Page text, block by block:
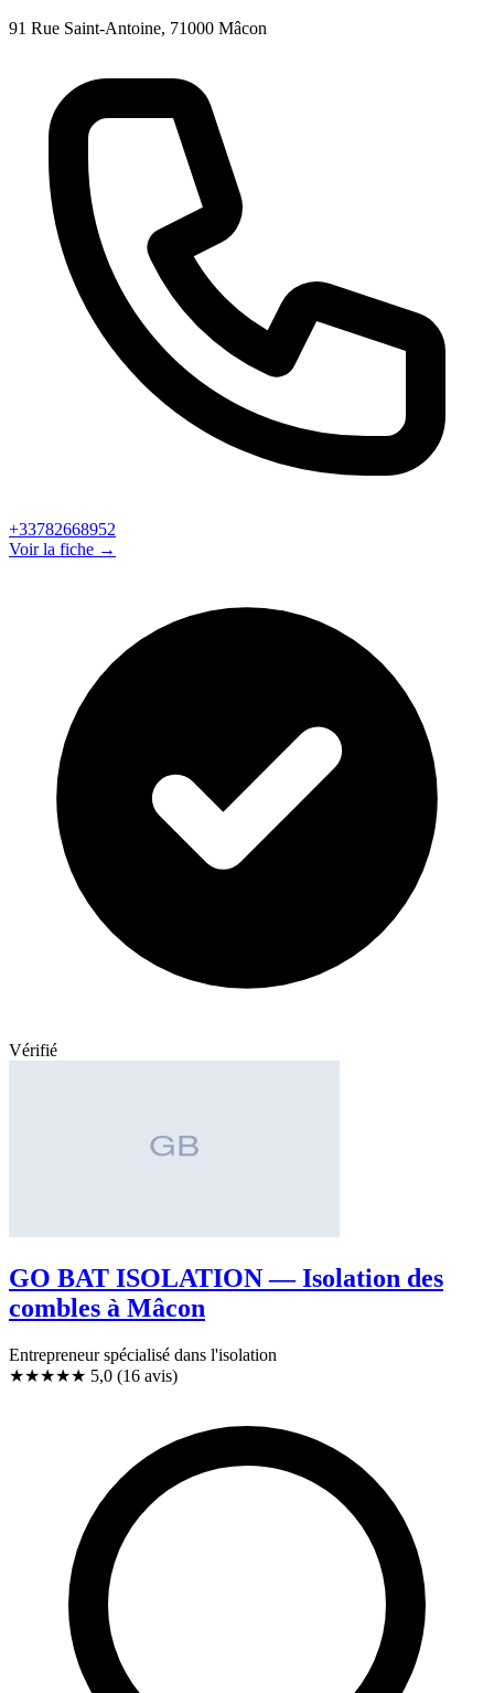
91 Rue Saint-Antoine, 71000 Mâcon
+33782668952
Voir la fiche →
Vérifié
GO BAT ISOLATION — Isolation des
combles à Mâcon
Entrepreneur spécialisé dans l'isolation
★★★★★ 5,0 (16 avis)